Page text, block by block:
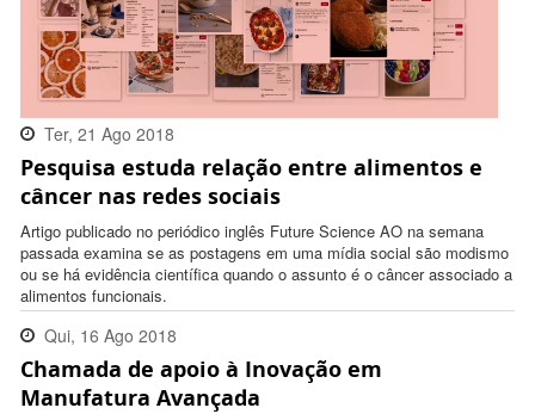
Ter, 21 Ago 2018
19:12:00 -0300
Pesquisa estuda relação entre alimentos e
câncer nas redes sociais
Artigo publicado no periódico inglês Future Science AO na semana
passada examina se as postagens em uma mídia social são modismo
ou se há evidência científica quando o assunto é o câncer associado a
alimentos funcionais.
Qui, 16 Ago 2018
16:30:00 -0300
Chamada de apoio à Inovação em
Manufatura Avançada